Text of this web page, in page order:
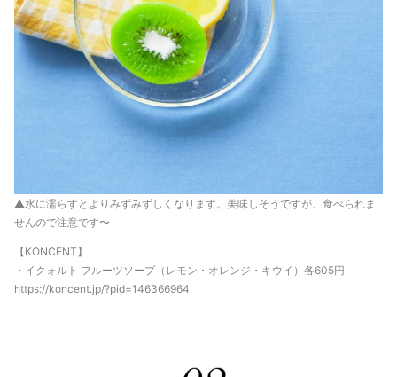
▲水に濡らすとよりみずみずしくなります。美味しそうですが、食べられま
せんので注意です〜
【KONCENT】
・イクォルト フルーツソープ（レモン・オレンジ・キウイ）各605円
https://koncent.jp/?pid=146366964